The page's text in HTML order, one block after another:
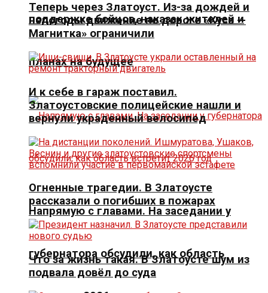
поддержке бойцов, наказах жителей и
планах на будущее
Напрямую с главами. На заседании у
губернатора обсудили, как область
Теперь через Златоуст. Из-за дождей и
непогоды движение по дороге «Куса —
Магнитка» ограничили
И к себе в гараж поставил.
Златоустовские полицейские нашли и
вернули украденный велосипед
Огненные трагедии. В Златоусте
рассказали о погибших в пожарах
Что за жизнь такая. В Златоусте шум из
подвала довёл до суда